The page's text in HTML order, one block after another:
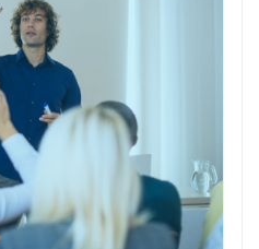
téléphone
Oxygène Intérim/ BTT
CV